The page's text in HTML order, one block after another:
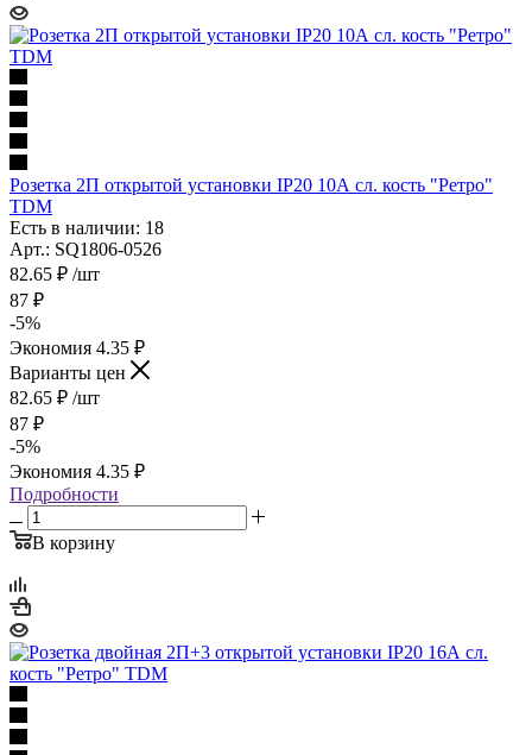
Розетка 2П открытой установки IP20 10А сл. кость "Ретро"
TDM
Есть в наличии: 18
Арт.: SQ1806-0526
82.65 ₽ /шт
87 ₽
-5%
Экономия 4.35 ₽
Варианты цен
82.65 ₽ /шт
87 ₽
-5%
Экономия 4.35 ₽
Подробности
В корзину